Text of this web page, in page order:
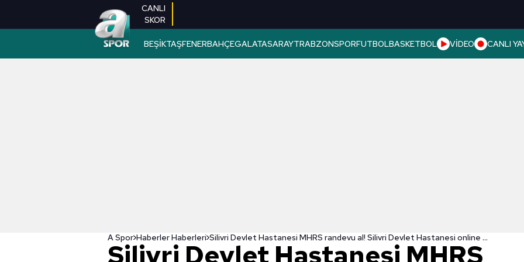
CANLI
SKOR
BEŞİKTAŞFENERBAHÇEGALATASARAYTRABZONSPORFUTBOLBASKETBOL VİDEO CANLI
A Spor Haberler Haberleri Silivri Devlet Hastanesi MHRS randevu al! Silivri Devlet Hastanesi online randevu için tıklayın...
Silivri Devlet Hastanesi MHRS